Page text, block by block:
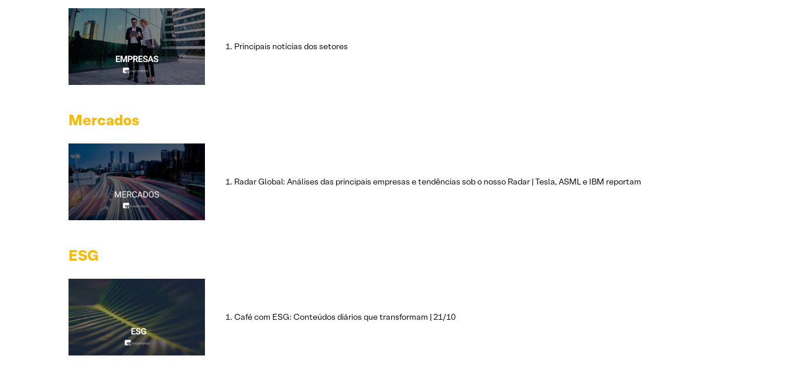
Principais notícias dos setores
Mercados
Radar Global: Análises das principais empresas e tendências sob o nosso Radar | Tesla, ASML e IBM reportam
ESG
Café com ESG: Conteúdos diários que transformam | 21/10